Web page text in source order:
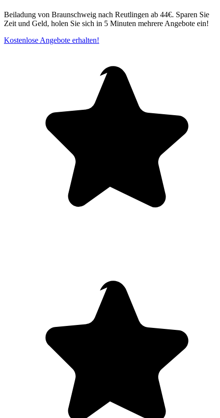
Beiladung von Braunschweig nach Reutlingen ab 44€. Sparen Sie
Zeit und Geld, holen Sie sich in 5 Minuten mehrere Angebote ein!
Kostenlose Angebote erhalten!